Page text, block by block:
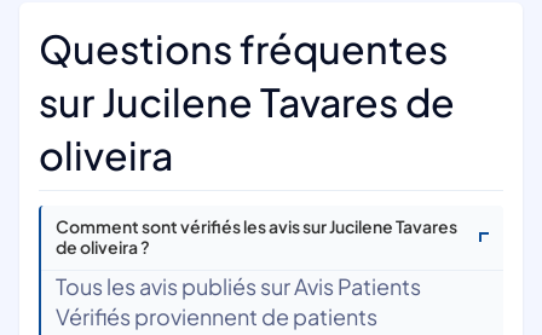
Questions fréquentes
sur Jucilene Tavares de
oliveira
Comment sont vérifiés les avis sur Jucilene Tavares
de oliveira ?
Tous les avis publiés sur Avis Patients
Vérifiés proviennent de patients